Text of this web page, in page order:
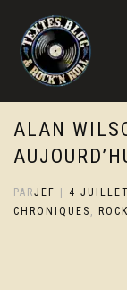
ALAN
PARJEF 4
CHRONIQUES ,